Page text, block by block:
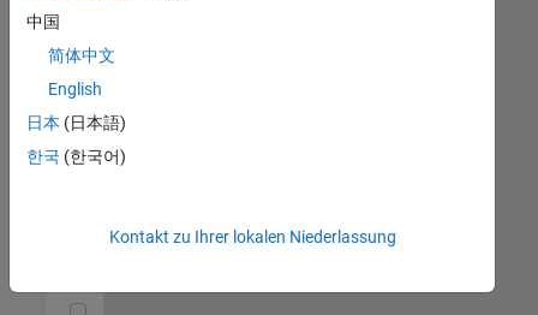
Senior Utilities and Energy Market Developer (m/f/d)
and Energy
Market
Developer
Marketing |
中国
简体中文
English
日本 (日本語)
한국 (한국어)
Kontakt zu Ihrer lokalen Niederlassung